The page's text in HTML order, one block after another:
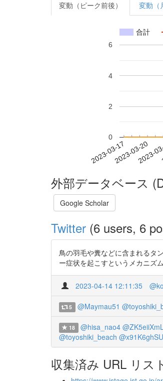
変動（ピーク前後） 変動（
合計
2023-03-172023-03-20
2023-
0
2
4
6
外部データベース
Google Scholar
Twitter (6 users, 6
鳥の羽毛や糞などに含まれるタ
ー症状を起こすというメカニズ
2023-04-14 12:11:35
5 @Maymau51
18 @hisa_nao4
@toyoshiki_beach
収集済み URL リス